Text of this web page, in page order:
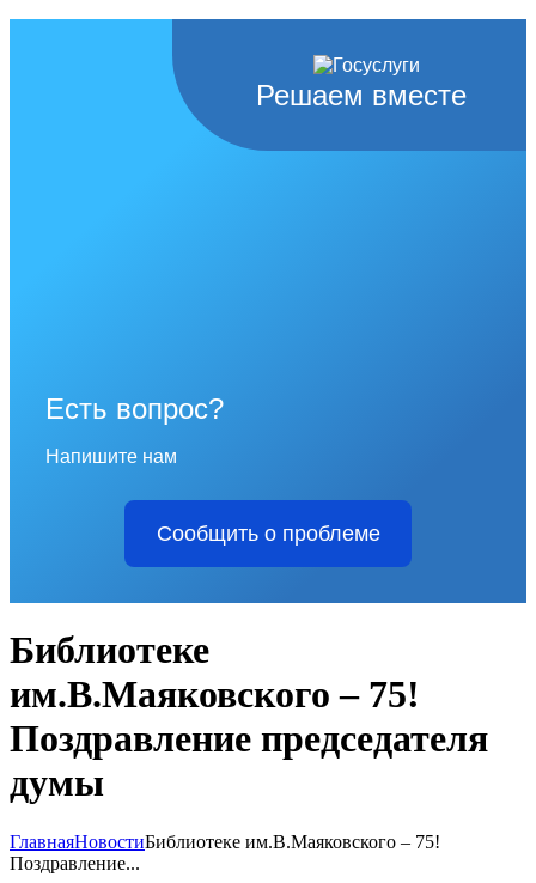
Решаем вместе
Есть вопрос?
Напишите нам
Сообщить о проблеме
Библиотеке
им.В.Маяковского – 75!
Поздравление председателя
думы
ГлавнаяНовостиБиблиотеке им.В.Маяковского – 75!
Поздравление...